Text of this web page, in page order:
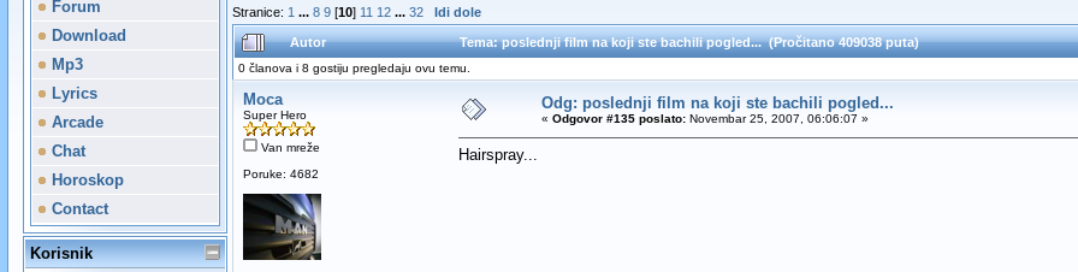
Forum
Download
Mp3
Lyrics
Arcade
Chat
Horoskop
Contact
Korisnik
Stranice: 1 ... 8 9[10] 11 12 ... 32 Idi dole
Autor Tema: poslednji film na koji ste bachili pogled... (Pročitano 409038 puta)
0 članova i 8 gostiju pregledaju ovu temu.
Moca
Super Hero
Van mreže
Poruke: 4682
Odg: poslednji film na koji ste bachili pogled...
« Odgovor #135 poslato:Novembar 25, 2007, 06:06:07 »
Hairspray...